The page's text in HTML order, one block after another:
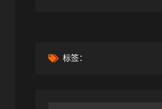
标签：